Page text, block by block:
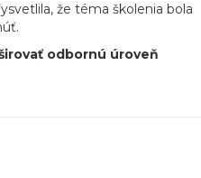
že téma školenia bola
odbornú úroveň